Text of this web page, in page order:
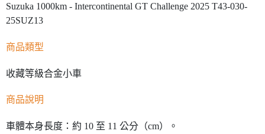
Suzuka 1000km - Intercontinental GT Challenge 2025 T43-030-
25SUZ13
商品類型
收藏等級合金小車
商品說明
車體本身長度：約 10 至 11 公分（cm）。